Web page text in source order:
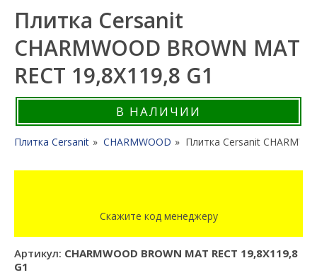
Плитка Cersanit
CHARMWOOD BROWN MAT
RECT 19,8X119,8 G1
В НАЛИЧИИ
Плитка Cersanit CHARMWOOD Плитка Cersanit
Скажите код менеджеру
Артикул: CHARMWOOD BROWN MAT RECT 19,8X119,8
G1